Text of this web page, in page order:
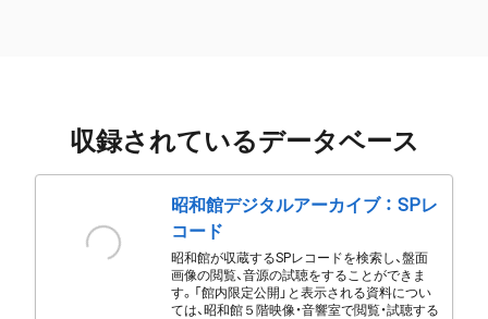
収録されているデータベース
昭和館デジタルアーカイブ ： SPレ
コード
昭和館が収蔵するSPレコードを検索し、盤面
画像の閲覧、音源の試聴をすることができま
す。「館内限定公開」と表示される資料につい
ては、昭和館５階映像・音響室で閲覧・試聴する